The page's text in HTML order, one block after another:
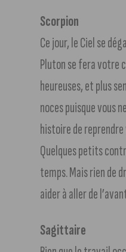
Scorpion
Ce jour, le Ciel se
Pluton se fera votre
heureuses, et plus
noces puisque vous
histoire de
Quelques petits
temps. Mais rien de
aider à aller de
Sagittaire